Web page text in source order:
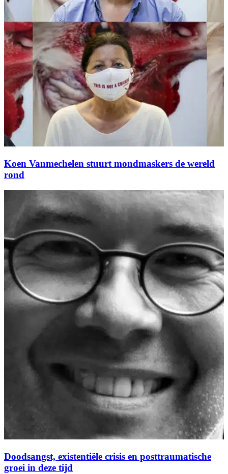
Koen Vanmechelen stuurt mondmaskers de wereld
rond
Doodsangst, existentiële crisis en posttraumatische
groei in deze tijd